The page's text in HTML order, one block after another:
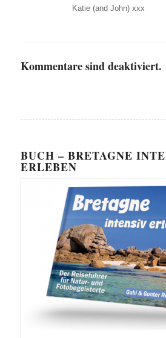
Katie (and John) xxx
Kommentare sind deaktiviert.
BUCH – BRETAGNE
ERLEBEN